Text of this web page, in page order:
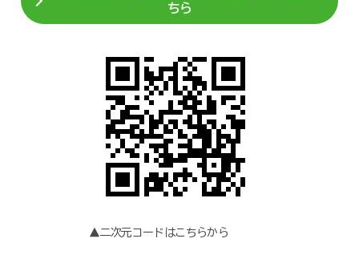
ちら
▲二次元コードはこちらから